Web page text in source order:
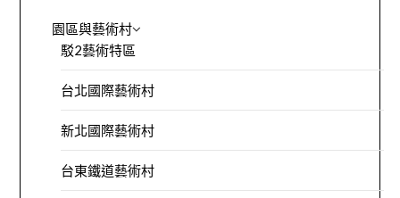
園區與藝術村
駁2藝術特區
台北國際藝術村
新北國際藝術村
台東鐵道藝術村